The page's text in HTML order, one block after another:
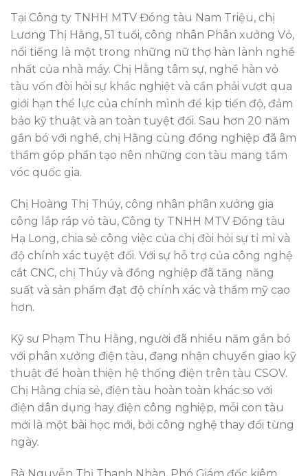
Tại Công ty TNHH MTV Đóng tàu Nam Triệu, chị
Lương Thị Hằng, 51 tuổi, công nhân Phân xưởng Vỏ,
nổi tiếng là một trong những nữ thợ hàn lành nghề
nhất của nhà máy. Chị Hằng tâm sự, nghề hàn vỏ
tàu vốn đòi hỏi sự khắc nghiệt và cần phải vượt qua
giới hạn thể lực của chính mình để kịp tiến độ, đảm
bảo kỹ thuật và an toàn tuyệt đối. Sau hơn 20 năm
gắn bó với nghề, chị Hằng cùng đồng nghiệp đã âm
thầm góp phần tạo nên những con tàu mang tầm
vóc quốc gia.
Chị Hoàng Thị Thúy, công nhân phân xưởng gia
công lắp ráp vỏ tàu, Công ty TNHH MTV Đóng tàu
Hạ Long, chia sẻ công việc của chị đòi hỏi sự tỉ mỉ và
độ chính xác tuyệt đối. Với sự hỗ trợ của công nghệ
cắt CNC, chị Thúy và đồng nghiệp đã tăng năng
suất và sản phẩm đạt độ chính xác và thẩm mỹ cao
hơn.
Kỹ sư Phạm Thu Hằng, người đã nhiều năm gắn bó
với phân xưởng điện tàu, đang nhận chuyển giao kỹ
thuật để hoàn thiện hệ thống điện trên tàu CSOV.
Chị Hằng chia sẻ, điện tàu hoàn toàn khác so với
điện dân dụng hay điện công nghiệp, mỗi con tàu
mới là một bài học mới, bởi công nghệ thay đổi từng
ngày.